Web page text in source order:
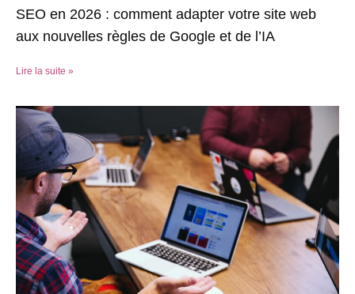
SEO en 2026 : comment adapter votre site web
aux nouvelles règles de Google et de l’IA
Lire la suite »